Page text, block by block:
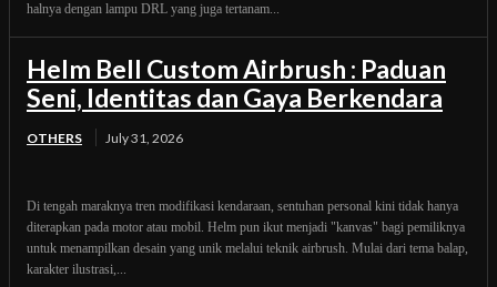
halnya dengan lampu DRL yang juga tertanam...
Helm Bell Custom Airbrush : Paduan
Seni, Identitas dan Gaya Berkendara
OTHERS July 31, 2026
Di tengah maraknya tren modifikasi kendaraan, sentuhan personal kini tidak hanya
diterapkan pada motor atau mobil. Helm pun ikut menjadi "kanvas" bagi pemiliknya
untuk menampilkan desain yang unik melalui teknik airbrush. Mulai dari tema balap,
karakter ilustrasi,...